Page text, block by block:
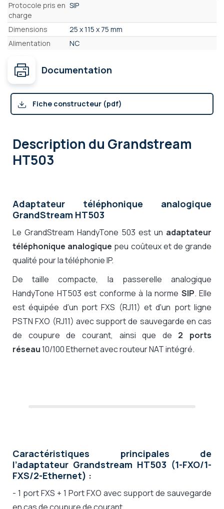
Protocole pris en
charge
SIP
Dimensions
25 x 115 x 75 mm
Alimentation
NC
Documentation
Fiche constructeur (pdf)
Description du Grandstream
HT503
Adaptateur téléphonique analogique
GrandStream HT503
Le GrandStream HandyTone 503 est un adaptateur
téléphonique analogique peu coûteux et de grande
qualité pour la téléphonie IP.
De taille compacte, la passerelle analogique
HandyTone HT503 est conforme à la norme SIP. Elle
est équipée d'un port FXS (RJ11) et d'un port ligne
PSTN FXO (RJ11) avec support de sauvegarde en cas
de coupure de courant, ainsi que de 2 ports
réseau10/100 Ethernet avec routeur NAT intégré.
Caractéristiques principales de
l’adaptateur Grandstream HT503 (1-FXO/1-
FXS/2-Ethernet) :
- 1 port FXS + 1 Port FXO avec support de sauvegarde